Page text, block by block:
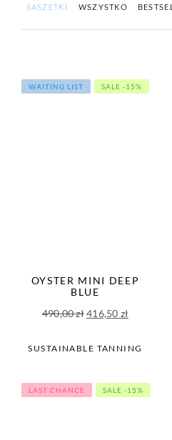
WSZYSTKO
SASZETKI
WAITING LIST SALE -15%
OYSTER MINI DEEP
BLUE
490,00złPierwotna
wynosiła:
416,50 zł
wynosi:
SUSTAINABLE TANNING
LAST CHANCE SALE -15%